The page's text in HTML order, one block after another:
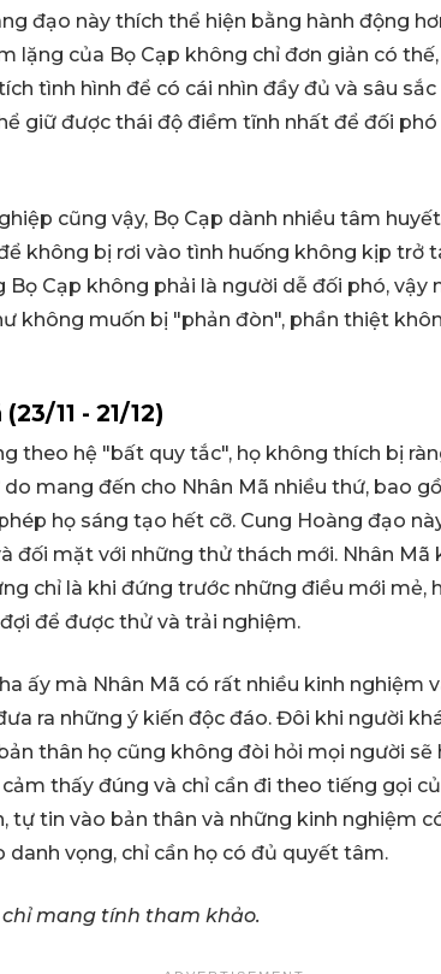
đạo này thích thể hiện bằng hành động
lặng của Bọ Cạp không chỉ đơn giản có
tình hình để có cái nhìn đầy đủ và sâu
giữ được thái độ điềm tĩnh nhất để đối
cũng vậy, Bọ Cạp dành nhiều tâm
không bị rơi vào tình huống không kịp trở
Bọ Cạp không phải là người dễ đối phó, vậy
không muốn bị "phản đòn", phần thiệt
11 - 21/12)
theo hệ "bất quy tắc", họ không thích bị
mang đến cho Nhân Mã nhiều thứ, bao
họ sáng tạo hết cỡ. Cung Hoàng đạo
đối mặt với những thử thách mới. Nhân Mã
chỉ là khi đứng trước những điều mới mẻ,
để được thử và trải nghiệm.
ấy mà Nhân Mã có rất nhiều kinh nghiệm
ra những ý kiến độc đáo. Đôi khi người
thân họ cũng không đòi hỏi mọi người sẽ
thấy đúng và chỉ cần đi theo tiếng gọi
tự tin vào bản thân và những kinh nghiệm
danh vọng, chỉ cần họ có đủ quyết tâm.
mang tính tham khảo.